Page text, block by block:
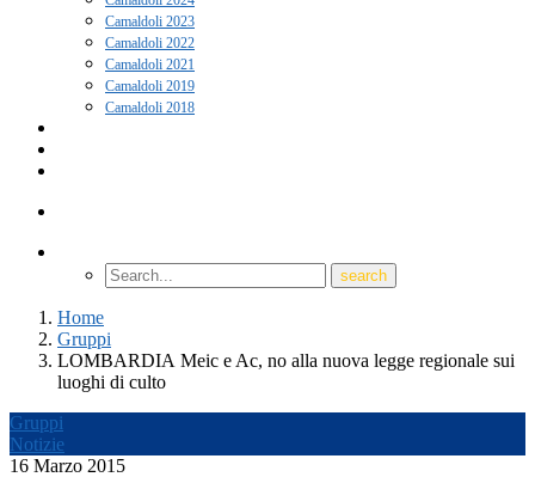
Camaldoli 2023
Camaldoli 2022
Camaldoli 2021
Camaldoli 2019
Camaldoli 2018
Home
Gruppi
LOMBARDIA Meic e Ac, no alla nuova legge regionale sui
luoghi di culto
Gruppi
Notizie
16 Marzo 2015